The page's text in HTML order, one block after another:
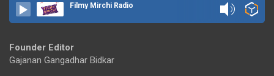
Filmy Mirchi Radio
Founder Editor
Gajanan Gangadhar Bidkar